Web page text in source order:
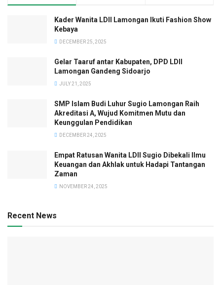
Kader Wanita LDII Lamongan Ikuti Fashion Show
Kebaya
DECEMBER 25, 2025
Gelar Taaruf antar Kabupaten, DPD LDII
Lamongan Gandeng Sidoarjo
JULY 21, 2025
SMP Islam Budi Luhur Sugio Lamongan Raih
Akreditasi A, Wujud Komitmen Mutu dan
Keunggulan Pendidikan
DECEMBER 24, 2025
Empat Ratusan Wanita LDII Sugio Dibekali Ilmu
Keuangan dan Akhlak untuk Hadapi Tantangan
Zaman
NOVEMBER 24, 2025
Recent News